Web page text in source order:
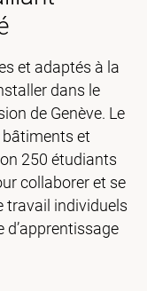
et adaptés à la
dans le
de Genève. Le
et
250 étudiants
collaborer et se
travail individuels